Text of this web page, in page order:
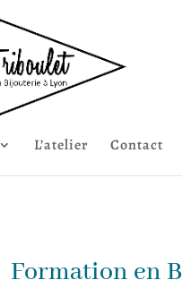
L’atelier Contact
Formation en